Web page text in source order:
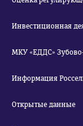
Инвестиционная
МКУ «ЕДДС»
Информация
Открытые данные